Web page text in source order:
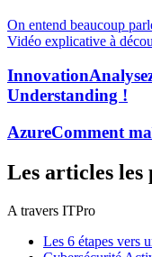
On entend beaucoup
Vidéo explicative à
Innovation
Understanding !
AzureComment
Les articles les
A travers ITPro
Les 6 étapes vers